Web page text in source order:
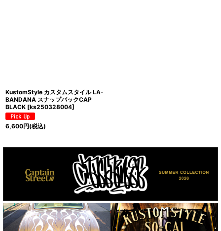
KustomStyle カスタムスタイル LA-
BANDANA スナップバックCAP
BLACK [ks250328004]
6,600円(税込)